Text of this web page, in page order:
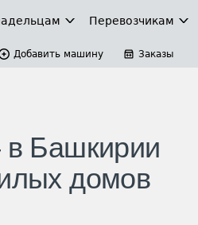
Перевозчикам
Добавить машину Заказы
в Башкирии
домов